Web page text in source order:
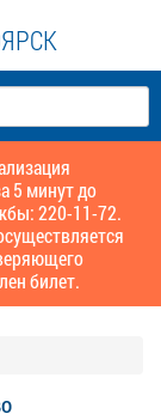
5 минут до
220-11-72.
билет.